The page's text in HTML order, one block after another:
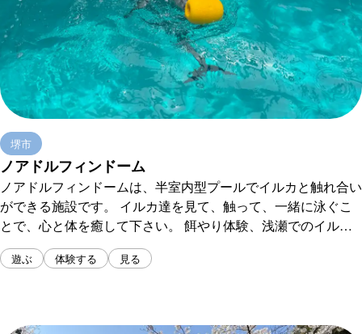
堺市
ノアドルフィンドーム
ノアドルフィンドームは、半室内型プールでイルカと触れ合い
ができる施設です。 イルカ達を見て、触って、一緒に泳ぐこ
とで、心と体を癒して下さい。 餌やり体験、浅瀬でのイルカ
触れ合い、ドルフィンスイム等のプログラムを用意し、子供か
らお年寄りまで楽しむ事ができます。 見学料（入館料） 大
遊ぶ 体験する 見る